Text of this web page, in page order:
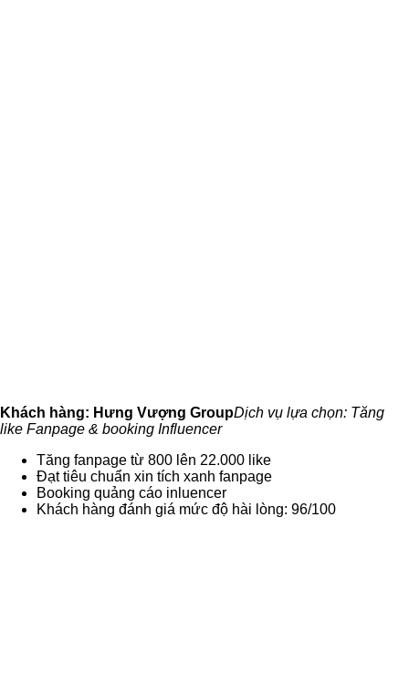
Khách hàng: Hưng Vượng GroupDịch vụ lựa chọn: Tăng
like Fanpage & booking Influencer
Tăng fanpage từ 800 lên 22.000 like
Đạt tiêu chuẩn xin tích xanh fanpage
Booking quảng cáo inluencer
Khách hàng đánh giá mức độ hài lòng: 96/100